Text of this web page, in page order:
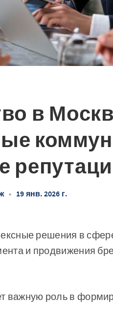
в
• 19 янв. 2026 г.
решения в
и продвижения
важную роль в